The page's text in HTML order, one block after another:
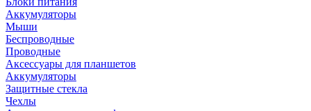
Аккумуляторы
Мыши
Беспроводные
Проводные
Аксессуары для планшетов
Аккумуляторы
Защитные стекла
Чехлы